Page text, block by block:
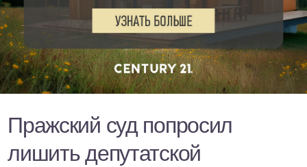
Пражский суд попросил
лишить депутатской